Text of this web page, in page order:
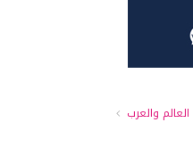
العالم والعرب